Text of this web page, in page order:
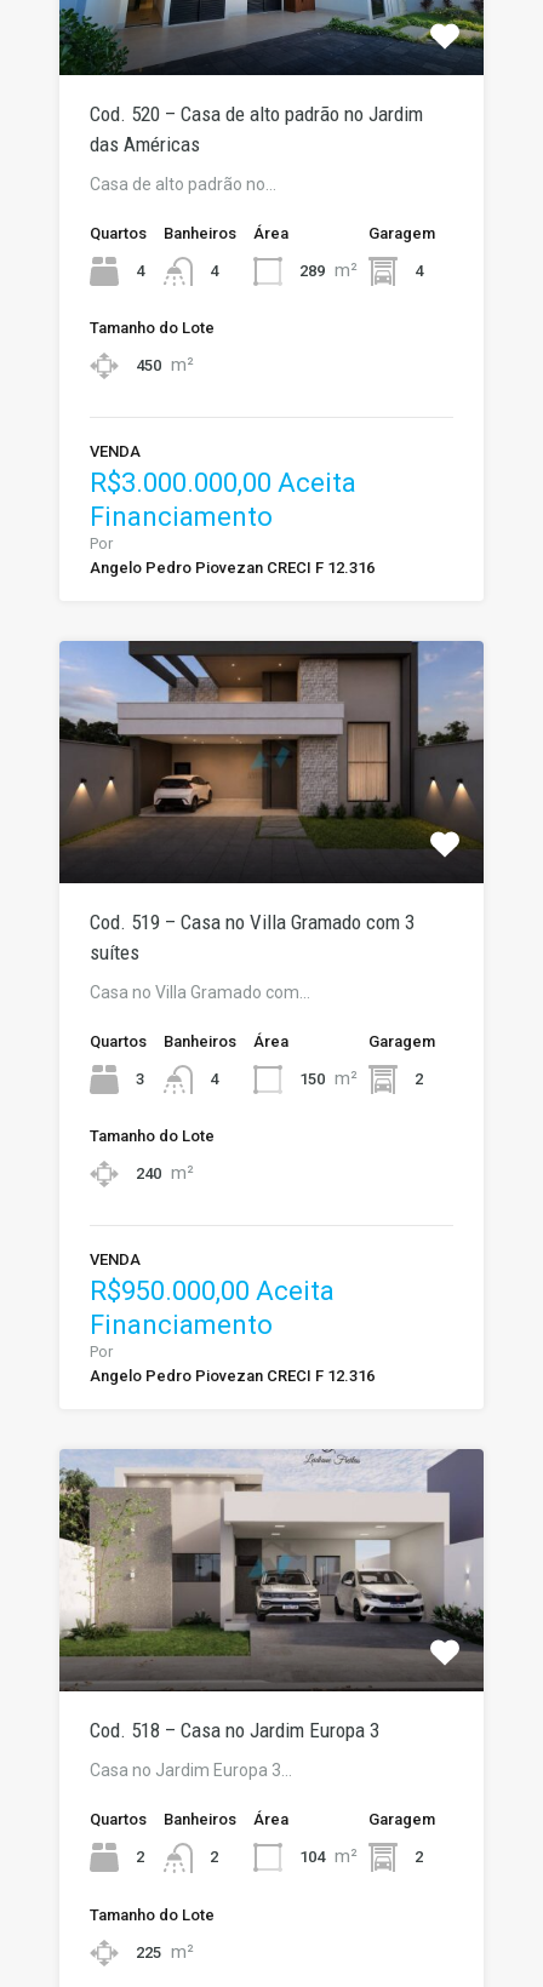
Cod. 520 – Casa de alto padrão no Jardim
das Américas
Casa de alto padrão no…
Quartos
4
Banheiros
4
Área
289 m²
Garagem
4
Tamanho do Lote
450 m²
VENDA
R$3.000.000,00 Aceita
Financiamento
Por
Angelo Pedro Piovezan CRECI F 12.316
Cod. 519 – Casa no Villa Gramado com 3
suítes
Casa no Villa Gramado com…
Quartos
3
Banheiros
4
Área
150 m²
Garagem
2
Tamanho do Lote
240 m²
VENDA
R$950.000,00 Aceita
Financiamento
Por
Angelo Pedro Piovezan CRECI F 12.316
Cod. 518 – Casa no Jardim Europa 3
Casa no Jardim Europa 3…
Quartos
2
Banheiros
2
Área
104 m²
Garagem
2
Tamanho do Lote
225 m²